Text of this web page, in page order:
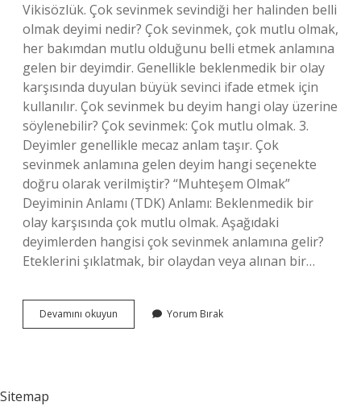
Vikisözlük. Çok sevinmek sevindiği her halinden belli
olmak deyimi nedir? Çok sevinmek, çok mutlu olmak,
her bakımdan mutlu olduğunu belli etmek anlamına
gelen bir deyimdir. Genellikle beklenmedik bir olay
karşısında duyulan büyük sevinci ifade etmek için
kullanılır. Çok sevinmek bu deyim hangi olay üzerine
söylenebilir? Çok sevinmek: Çok mutlu olmak. 3.
Deyimler genellikle mecaz anlam taşır. Çok
sevinmek anlamına gelen deyim hangi seçenekte
doğru olarak verilmiştir? “Muhteşem Olmak”
Deyiminin Anlamı (TDK) Anlamı: Beklenmedik bir
olay karşısında çok mutlu olmak. Aşağıdaki
deyimlerden hangisi çok sevinmek anlamına gelir?
Eteklerini şıklatmak, bir olaydan veya alınan bir…
Devamını okuyun
Sevinmek
Yorum Bırak
Sitemap